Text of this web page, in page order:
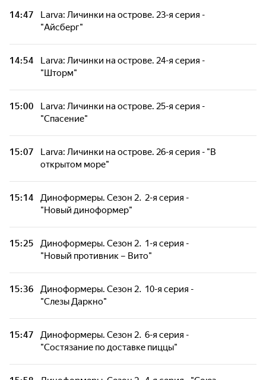
14:47
Larva: Личинки на острове. 23-я серия -
"Айсберг"
14:54
Larva: Личинки на острове. 24-я серия -
"Шторм"
15:00
Larva: Личинки на острове. 25-я серия -
"Спасение"
15:07
Larva: Личинки на острове. 26-я серия - "В
открытом море"
15:14
Диноформеры. Сезон 2. 2-я серия -
"Новый диноформер"
15:25
Диноформеры. Сезон 2. 1-я серия -
"Новый противник – Вито"
15:36
Диноформеры. Сезон 2. 10-я серия -
"Слезы Даркно"
15:47
Диноформеры. Сезон 2. 6-я серия -
"Состязание по доставке пиццы"